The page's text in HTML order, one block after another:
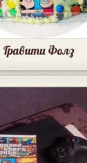
Гравити Фолз